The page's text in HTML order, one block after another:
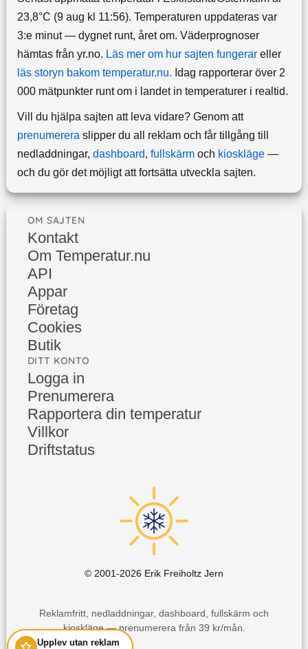
23,8°C (9 aug kl 11:56). Temperaturen uppdateras var
3:e minut — dygnet runt, året om. Väderprognoser
hämtas från yr.no. Läs mer om hur sajten fungerareller
läs storyn bakom temperatur.nu. Idag rapporterar över 2
000 mätpunkter runt om i landet in temperaturer i realtid.
Vill du hjälpa sajten att leva vidare? Genom att
prenumereraslipper du all reklam och får tillgång till
nedladdningar, dashboard, fullskärmoch kioskläge—
och du gör det möjligt att fortsätta utveckla sajten.
OM SAJTEN
Kontakt
Om Temperatur.nu
API
Appar
Företag
Cookies
Butik
DITT KONTO
Logga in
Prenumerera
Rapportera din temperatur
Villkor
Driftstatus
© 2001-2026 Erik Freiholtz Jern
Reklamfritt, nedladdningar, dashboard, fullskärm och
kioskläge — prenumerera från 39 kr/mån.
Upplev utan reklam